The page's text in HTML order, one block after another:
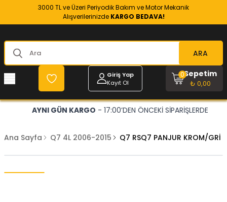
3000 TL ve Üzeri Periyodik Bakım ve Motor Mekanik
Alışverilerinizde KARGO BEDAVA!
ARA
Giriş Yap
Kayıt Ol
Sepetim
₺ 0,00
0
AYNI GÜN KARGO - 17:00’DEN ÖNCEKİ SİPARİŞLERDE
Ana Sayfa Q7 4L 2006-2015 Q7 RSQ7 PANJUR KROM/GRİ